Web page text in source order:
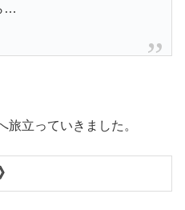
…
旅立っていきました。